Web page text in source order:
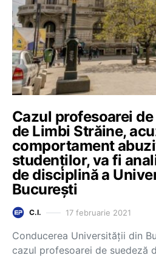
Cazul profesoarei
de Limbi Străine,
comportament
studenților, va fi
de disciplină a
București
C.I. 17 februarie 2021
Conducerea Universității din
cazul profesoarei de suedeză